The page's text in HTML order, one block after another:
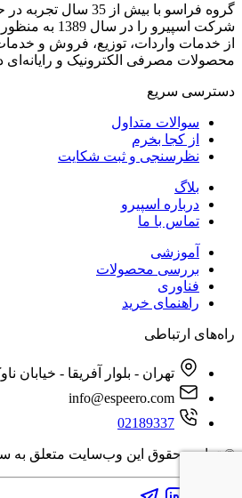
گروه فراسو با بیش از
شرکت اسپیرو را
از خدمات واردات، توزیع، فروش و
محصولات مصرفی الکترونیک و رایانه‌ای
دسترسی‌ سریع
سوالات متداول
از کجا بخرم
نظرسنجی و ثبت شکایت
بلاگ
درباره اسپیرو
تماس با ما
آموزشی
بررسی محصولات
فناوری
راهنمای خرید
راه‌های ارتباطی
تهران - بلوار آفریقا - خیابان
02189337
© تمامی حقوق این وب‌سایت متعلق به